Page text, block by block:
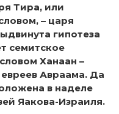
Тира, или
– царя
гипотеза
семитское
Ханаан –
Авраама. Да
в наделе
Яакова-Израиля.